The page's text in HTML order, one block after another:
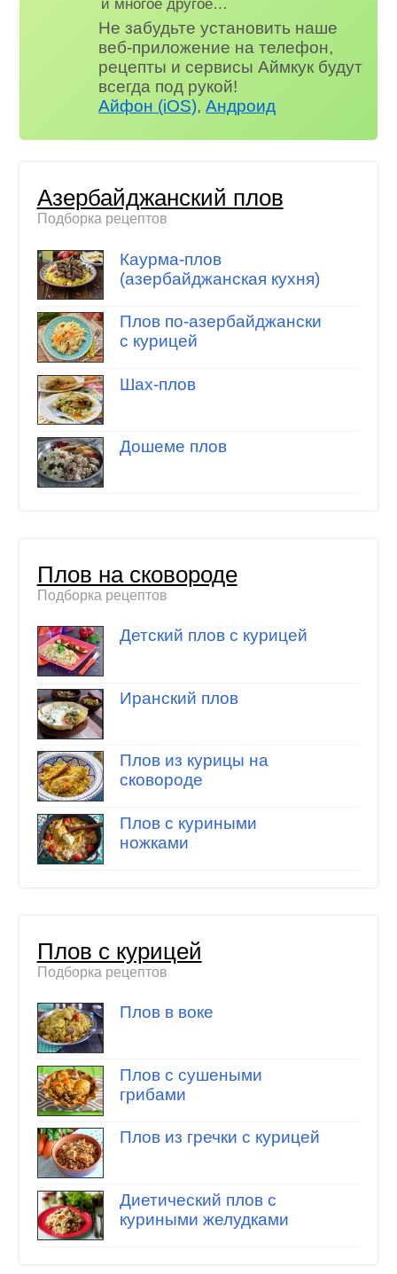
и многое другое…
Не забудьте установить наше
веб-приложение на телефон,
рецепты и сервисы Аймкук будут
всегда под рукой!
Айфон (iOS),Андроид
Азербайджанский плов
Подборка рецептов
Каурма-плов
(азербайджанская кухня)
Плов по-азербайджански
с курицей
Шах-плов
Дошеме плов
Плов на сковороде
Подборка рецептов
Детский плов с курицей
Иранский плов
Плов из курицы на
сковороде
Плов с куриными
ножками
Плов с курицей
Подборка рецептов
Плов в воке
Плов с сушеными
грибами
Плов из гречки с курицей
Диетический плов с
куриными желудками